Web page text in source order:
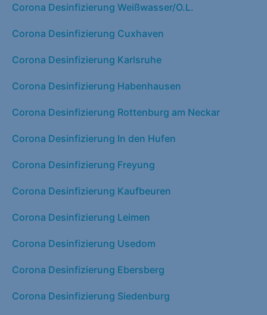
Corona Desinfizierung Weißwasser/O.L.
Corona Desinfizierung Cuxhaven
Corona Desinfizierung Karlsruhe
Corona Desinfizierung Habenhausen
Corona Desinfizierung Rottenburg am Neckar
Corona Desinfizierung In den Hufen
Corona Desinfizierung Freyung
Corona Desinfizierung Kaufbeuren
Corona Desinfizierung Leimen
Corona Desinfizierung Usedom
Corona Desinfizierung Ebersberg
Corona Desinfizierung Siedenburg